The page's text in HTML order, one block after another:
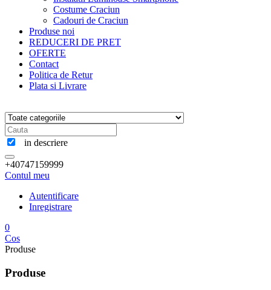
Costume Craciun
Cadouri de Craciun
Produse noi
REDUCERI DE PRET
OFERTE
Contact
Politica de Retur
Plata si Livrare
in descriere
+40747159999
Contul meu
Autentificare
Inregistrare
0
Cos
Produse
Produse